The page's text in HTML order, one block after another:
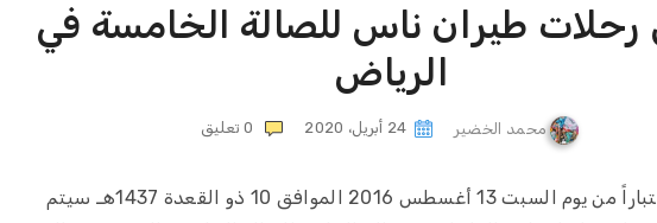
رحلات طيران ناس للصالة الخامسة في
الرياض
محمد الخضير 24 أبريل، 2020 0 تعليق
مرحباً اعتباراً من يوم السبت 13 أغسطس 2016 الموافق 10 ذو القعدة 1437هـ سيتم